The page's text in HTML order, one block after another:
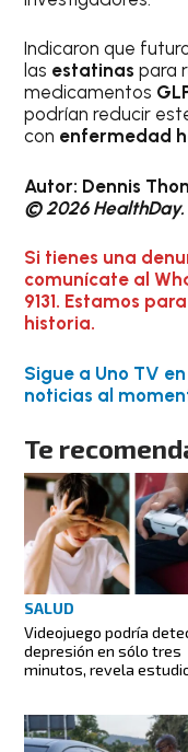
Indicaron que
las estatinas para
medicamentos
podrían reducir
con enfermedad
Autor: Dennis
© 2026
Si tienes una
comunícate al
9131. Estamos
historia.
Sigue a Uno TV
noticias al
Te
SALUD
Videojuego podría
depresión en sólo tres
minutos, revela